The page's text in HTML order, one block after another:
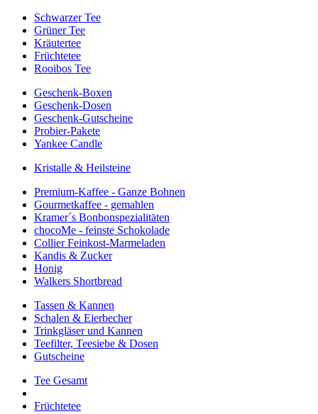
Schwarzer Tee
Grüner Tee
Kräutertee
Früchtetee
Rooibos Tee
Geschenk-Boxen
Geschenk-Dosen
Geschenk-Gutscheine
Probier-Pakete
Yankee Candle
Kristalle & Heilsteine
Premium-Kaffee - Ganze Bohnen
Gourmetkaffee - gemahlen
Kramer´s Bonbonspezialitäten
chocoMe - feinste Schokolade
Collier Feinkost-Marmeladen
Kandis & Zucker
Honig
Walkers Shortbread
Tassen & Kannen
Schalen & Eierbecher
Trinkgläser und Kannen
Teefilter, Teesiebe & Dosen
Gutscheine
Tee Gesamt
Früchtetee